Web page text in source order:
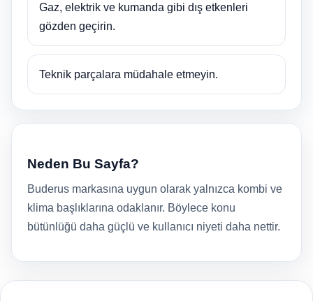
Gaz, elektrik ve kumanda gibi dış etkenleri
gözden geçirin.
Teknik parçalara müdahale etmeyin.
Neden Bu Sayfa?
Buderus markasına uygun olarak yalnızca kombi ve
klima başlıklarına odaklanır. Böylece konu
bütünlüğü daha güçlü ve kullanıcı niyeti daha nettir.